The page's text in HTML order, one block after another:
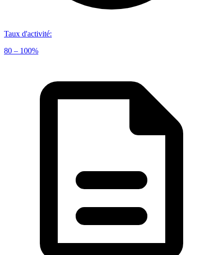
Taux d'activité:
80 – 100%